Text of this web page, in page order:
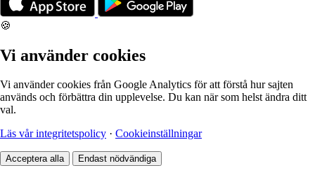
🍪
Vi använder cookies
Vi använder cookies från Google Analytics för att förstå hur sajten
används och förbättra din upplevelse. Du kan när som helst ändra ditt
val.
Läs vår integritetspolicy · Cookieinställningar
Acceptera alla Endast nödvändiga